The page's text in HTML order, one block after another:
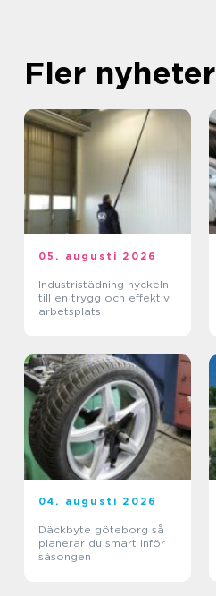
Fler nyheter
05. augusti 2026
Industristädning nyckeln
till en trygg och effektiv
arbetsplats
04. augusti 2026
Däckbyte göteborg så
planerar du smart inför
säsongen